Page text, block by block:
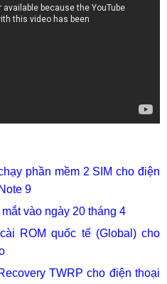
phần mềm 2 SIM cho điện
9
vào ngày 20 tháng 4
ROM quốc tế (Global) cho
TWRP cho điện thoại